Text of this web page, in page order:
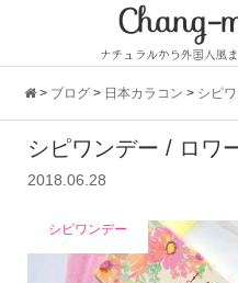
> ブログ > 日本カラコン > シピ
ウン
シピワンデー / ロワ
2018.06.28
シピワンデー